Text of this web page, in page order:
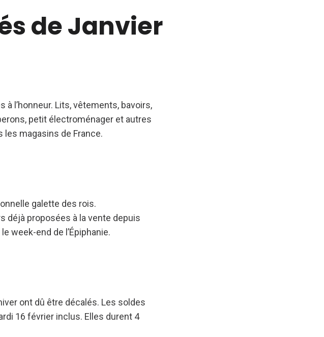
de Janvier
l’honneur. Lits, vêtements, bavoirs,
petit électroménager et autres
magasins de France.
galette des rois.
déjà proposées à la vente depuis
week-end de l’Épiphanie.
ont dû être décalés. Les soldes
16 février inclus. Elles durent 4